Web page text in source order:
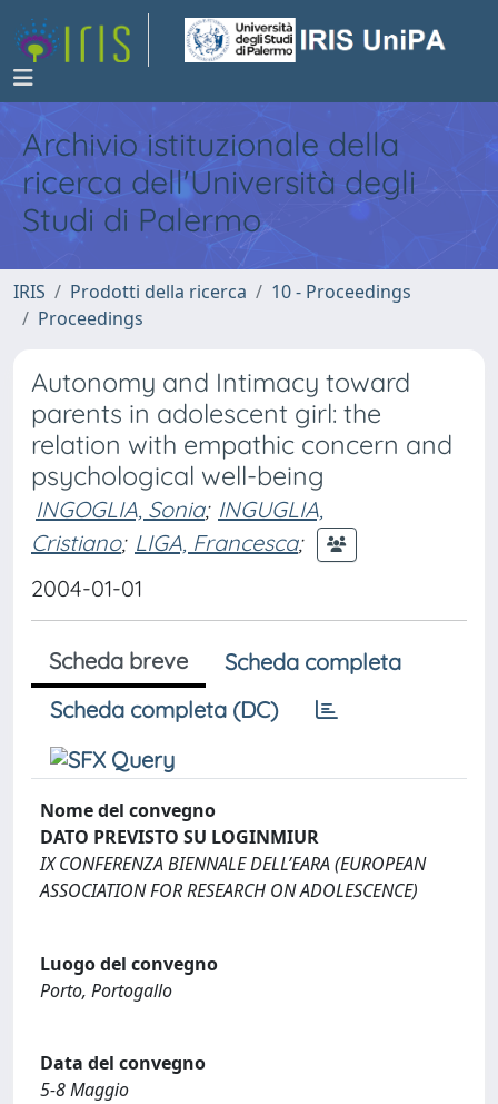
Archivio istituzionale della
ricerca dell'Università degli
Studi di Palermo
IRIS Prodotti della ricerca
10 - Proceedings
Proceedings
Autonomy and Intimacy toward
parents in adolescent girl: the
relation with empathic concern and
psychological well-being
INGOGLIA, Sonia; INGUGLIA,
Cristiano; LIGA, Francesca;
2004-01-01
Scheda breve
Scheda completa
Scheda completa (DC)
Nome del convegno
DATO PREVISTO SU LOGINMIUR
IX CONFERENZA BIENNALE DELL’EARA (EUROPEAN
ASSOCIATION FOR RESEARCH ON ADOLESCENCE)
Luogo del convegno
Porto, Portogallo
Data del convegno
5-8 Maggio